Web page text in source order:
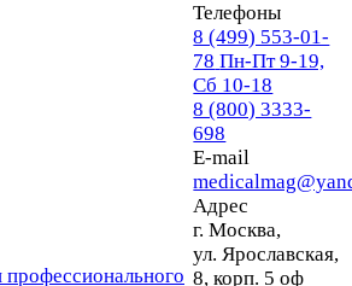
Телефоны
8 (499) 553-01-
78 Пн-Пт 9-19,
Сб 10-18
8 (800) 3333-
698
E-mail
Адрес
г. Москва,
ул. Ярославская,
8, корп. 5 оф